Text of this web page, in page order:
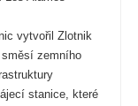
vytvořil Zlotnik
zemního
stanice, které